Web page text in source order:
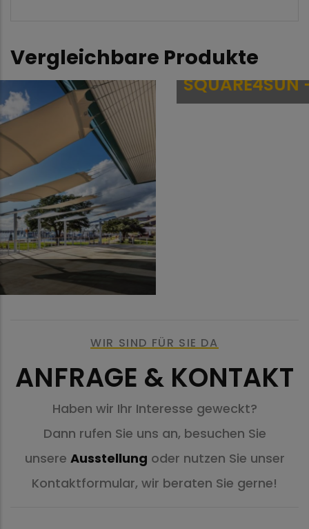
Vergleichbare Produkte
SQUARE4SUN - LINE
WIR SIND FÜR SIE DA
ANFRAGE & KONTAKT
Haben wir Ihr Interesse geweckt?
Dann rufen Sie uns an, besuchen Sie
unsere Ausstellung oder nutzen Sie unser
Kontaktformular, wir beraten Sie gerne!